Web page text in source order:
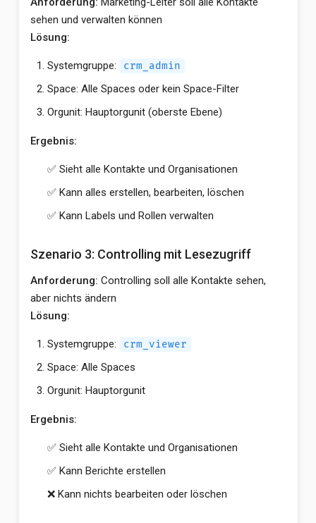
sehen und verwalten können
Lösung:
Systemgruppe: crm_admin
Space: Alle Spaces oder kein Space-Filter
Orgunit: Hauptorgunit (oberste Ebene)
Ergebnis:
✅ Sieht alle Kontakte und Organisationen
✅ Kann alles erstellen, bearbeiten, löschen
✅ Kann Labels und Rollen verwalten
Szenario 3: Controlling mit Lesezugriff
Anforderung: Controlling soll alle Kontakte sehen,
aber nichts ändern
Lösung:
Systemgruppe: crm_viewer
Space: Alle Spaces
Orgunit: Hauptorgunit
Ergebnis:
✅ Sieht alle Kontakte und Organisationen
✅ Kann Berichte erstellen
❌ Kann nichts bearbeiten oder löschen